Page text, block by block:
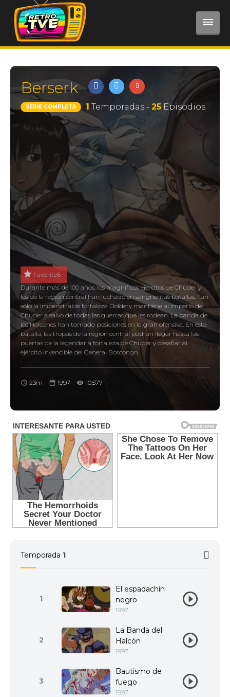
REGISTRARSE
Iniciar Sesión
Berserk
SERIE COMPLETA 1 Temporadas - 25Episodios
Favorite6
Durante más de 100 años, los magníficos ejércitos de Chuder y
los de la región central han luchado en sangrientas batallas. Tan
sólo la impenetrable fortaleza Doldery mantiene al Imperio de
Chuder a salvo de todas las guerras que les rodean. La banda de
los Halcones han tomado posiciones en la gran ofensiva. En esta
batalla, las tropas de la región central podrán llegar hasta las
puertas de la legendaria fortaleza de Chuder y desafiar al
ejército invencible del General Boscongn.
23m 1997 10,577
Temporada 1
1
El espadachín
negro
1997
2
La Banda del
Halcón
1997
3
Bautismo de
fuego
1997